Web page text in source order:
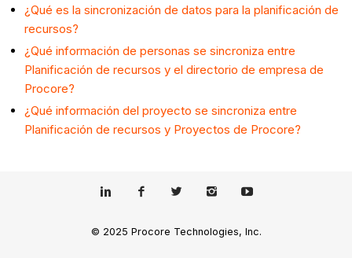
¿Qué es la sincronización de datos para la planificación de
recursos?
¿Qué información de personas se sincroniza entre
Planificación de recursos y el directorio de empresa de
Procore?
¿Qué información del proyecto se sincroniza entre
Planificación de recursos y Proyectos de Procore?
© 2025 Procore Technologies, Inc.